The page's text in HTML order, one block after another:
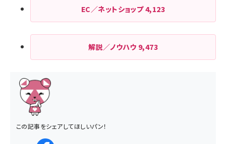
EC／ネットショップ4,123
解説／ノウハウ 9,473
この記事をシェアしてほしいパン！